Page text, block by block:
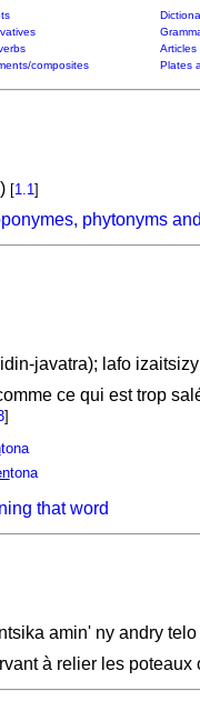
Articles
composites Plates
[1.1]
phytonyms
javatra); lafo izaitsizy
ce qui est trop
]
tona
tona
that word
amin' ny andry
à relier les